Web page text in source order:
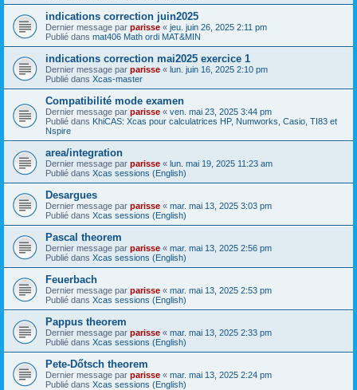
indications correction juin2025
Dernier message par parisse « jeu. juin 26, 2025 2:11 pm
Publié dans mat406 Math ordi MAT&MIN
indications correction mai2025 exercice 1
Dernier message par parisse « lun. juin 16, 2025 2:10 pm
Publié dans Xcas-master
Compatibilité mode examen
Dernier message par parisse « ven. mai 23, 2025 3:44 pm
Publié dans KhiCAS: Xcas pour calculatrices HP, Numworks, Casio, TI83 et
Nspire
area/integration
Dernier message par parisse « lun. mai 19, 2025 11:23 am
Publié dans Xcas sessions (English)
Desargues
Dernier message par parisse « mar. mai 13, 2025 3:03 pm
Publié dans Xcas sessions (English)
Pascal theorem
Dernier message par parisse « mar. mai 13, 2025 2:56 pm
Publié dans Xcas sessions (English)
Feuerbach
Dernier message par parisse « mar. mai 13, 2025 2:53 pm
Publié dans Xcas sessions (English)
Pappus theorem
Dernier message par parisse « mar. mai 13, 2025 2:33 pm
Publié dans Xcas sessions (English)
Pete-Dőtsch theorem
Dernier message par parisse « mar. mai 13, 2025 2:24 pm
Publié dans Xcas sessions (English)